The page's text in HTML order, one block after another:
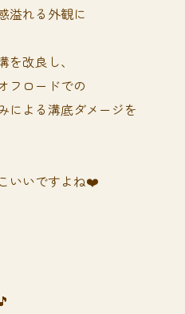
溢れる外観に
改良し、
フロードでの
による溝底ダメージを
いいですよね❤️